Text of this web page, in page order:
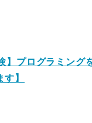
】プログラミング
】